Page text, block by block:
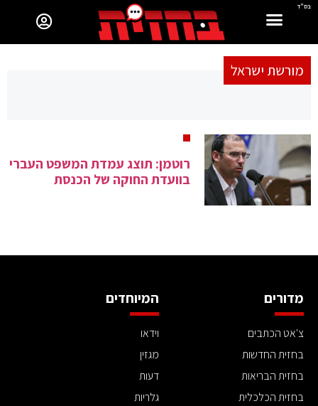
בס"ד
מורשת ישראל
רוטמן: תוצג עמדת המשפט העברי
בוועדת החוקה של הכנסת
מדורים
צ'אט הכתבים
בחזית החדשות
בחזית הבריאות
בחזית הכלכלית
המיוחדים
וידאו
מגזין
דעות
גלריות